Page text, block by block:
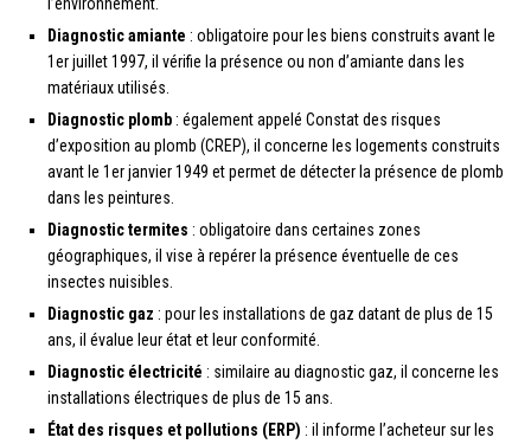
Diagnostic amiante : obligatoire pour les biens construits avant le
1er juillet 1997, il vérifie la présence ou non d’amiante dans les
matériaux utilisés.
Diagnostic plomb : également appelé Constat des risques
d’exposition au plomb (CREP), il concerne les logements construits
avant le 1er janvier 1949 et permet de détecter la présence de plomb
dans les peintures.
Diagnostic termites : obligatoire dans certaines zones
géographiques, il vise à repérer la présence éventuelle de ces
insectes nuisibles.
Diagnostic gaz : pour les installations de gaz datant de plus de 15
ans, il évalue leur état et leur conformité.
Diagnostic électricité : similaire au diagnostic gaz, il concerne les
installations électriques de plus de 15 ans.
État des risques et pollutions (ERP) : il informe l’acheteur sur les